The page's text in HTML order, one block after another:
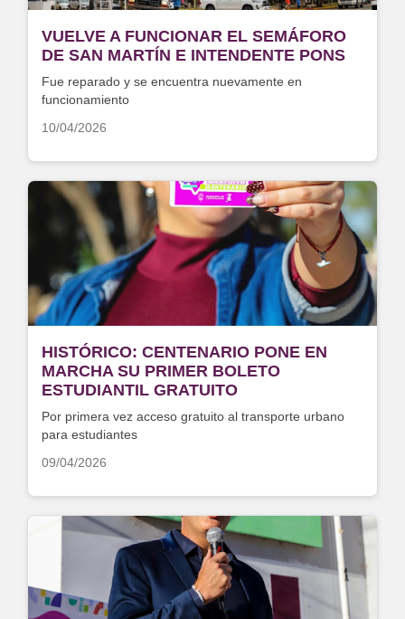
VUELVE A FUNCIONAR EL SEMÁFORO
DE SAN MARTÍN E INTENDENTE PONS
Fue reparado y se encuentra nuevamente en
funcionamiento
10/04/2026
HISTÓRICO: CENTENARIO PONE EN
MARCHA SU PRIMER BOLETO
ESTUDIANTIL GRATUITO
Por primera vez acceso gratuito al transporte urbano
para estudiantes
09/04/2026